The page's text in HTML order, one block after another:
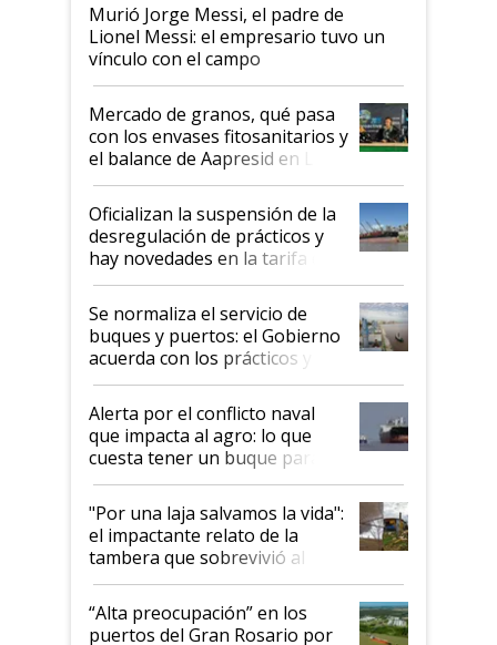
Murió Jorge Messi, el padre de
Lionel Messi: el empresario tuvo un
vínculo con el campo
Mercado de granos, qué pasa
con los envases fitosanitarios y
el balance de Aapresid en La
Posta
Oficializan la suspensión de la
desregulación de prácticos y
hay novedades en la tarifa de
la hidrovía
Se normaliza el servicio de
buques y puertos: el Gobierno
acuerda con los prácticos y
suspende el decreto de
desregulación
Alerta por el conflicto naval
que impacta al agro: lo que
cuesta tener un buque parado
y el peligro de que Argentina
pase a ser "país sucio"
"Por una laja salvamos la vida":
el impactante relato de la
tambera que sobrevivió al
tornado
“Alta preocupación” en los
puertos del Gran Rosario por